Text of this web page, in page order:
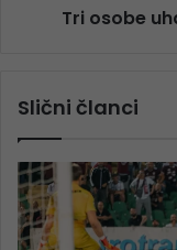
Tri osobe
Slični članci